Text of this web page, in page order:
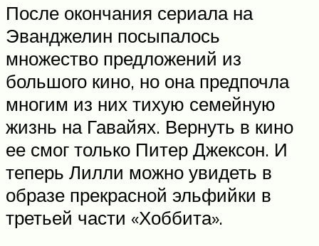
После окончания сериала на
Эванджелин посыпалось
множество предложений из
большого кино, но она предпочла
многим из них тихую семейную
жизнь на Гавайях. Вернуть в кино
ее смог только Питер Джексон. И
теперь Лилли можно увидеть в
образе прекрасной эльфийки в
третьей части «Хоббита».